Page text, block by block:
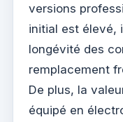
versions
initial est élevé,
longévité des
remplacement
De plus, la
équipé en